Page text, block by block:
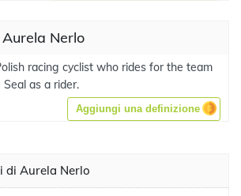
Nerlo
racing cyclist who rides for the team
as a rider.
Aggiungi una definizione
di Aurela Nerlo